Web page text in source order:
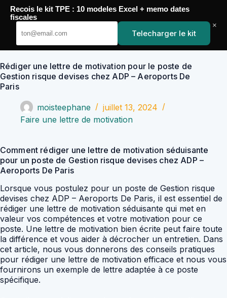
Passer
contenu
YoupiJobs
Rédiger une lettre de motivation pour le poste de
Gestion risque devises chez ADP – Aeroports De
Paris
moisteephane
juillet 13, 2024
Faire une lettre de motivation
Comment rédiger une lettre de motivation séduisante
pour un poste de Gestion risque devises chez ADP –
Aeroports De Paris
Lorsque vous postulez pour un poste de Gestion risque
devises chez ADP – Aeroports De Paris, il est essentiel de
rédiger une lettre de motivation séduisante qui met en
valeur vos compétences et votre motivation pour ce
poste. Une lettre de motivation bien écrite peut faire toute
la différence et vous aider à décrocher un entretien. Dans
cet article, nous vous donnerons des conseils pratiques
pour rédiger une lettre de motivation efficace et nous vous
fournirons un exemple de lettre adaptée à ce poste
spécifique.
Recois le kit TPE : 10 modeles Excel + memo dates
fiscales
Telecharger le kit
×